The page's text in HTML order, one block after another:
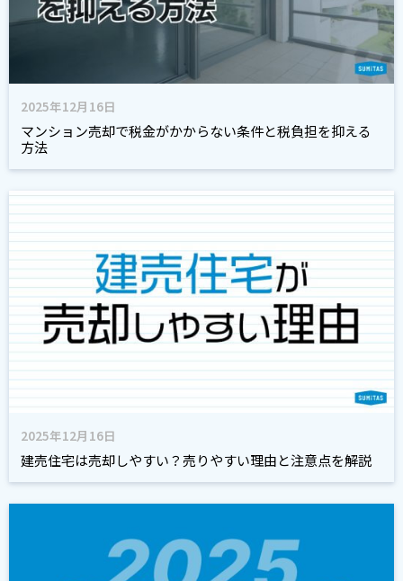
2025年12月16日
マンション売却で税金がかからない条件と税負担を抑える
方法
2025年12月16日
建売住宅は売却しやすい？売りやすい理由と注意点を解説